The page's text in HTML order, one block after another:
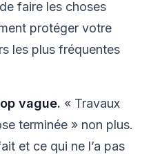
faire les choses
protéger votre
les plus fréquentes
vague. « Travaux
terminée » non plus.
et ce qui ne l’a pas